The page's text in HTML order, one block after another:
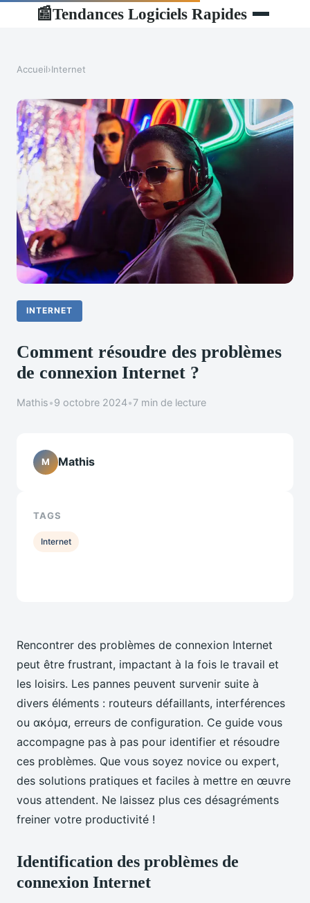
📰Tendances Logiciels Rapides
Accueil›Internet
INTERNET
Comment résoudre des problèmes
de connexion Internet ?
Mathis•9 octobre 2024•7 min de lecture
Rencontrer des problèmes de connexion Internet
peut être frustrant, impactant à la fois le travail et
les loisirs. Les pannes peuvent survenir suite à
divers éléments : routeurs défaillants, interférences
ou ακόμα, erreurs de configuration. Ce guide vous
accompagne pas à pas pour identifier et résoudre
ces problèmes. Que vous soyez novice ou expert,
des solutions pratiques et faciles à mettre en œuvre
vous attendent. Ne laissez plus ces désagréments
freiner votre productivité !
Identification des problèmes de
connexion Internet
M Mathis
TAGS
Internet